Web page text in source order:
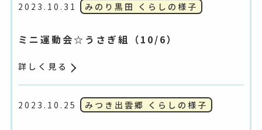
2023.10.31 みのり黒田 くらしの様子
ミニ運動会☆うさぎ組（10/6）
詳しく見る
2023.10.25 みつき出雲郷 くらしの様子